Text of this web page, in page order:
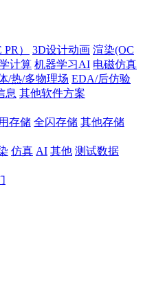
） 3D设计动画 渲染(OC
计算 机器学习AI 电磁仿真
/热/多物理场 EDA/后仿验
息 其他软件方案
存储 全闪存储 其他存储
仿真 AI 其他 测试数据